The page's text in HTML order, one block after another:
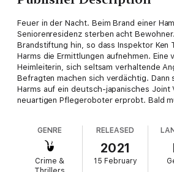
Feuer in der Nacht. Beim Brand einer
Seniorenresidenz sterben acht
Brandstiftung hin, so dass Inspektor Ken
Harms die Ermittlungen aufnehmen. Eine
Heimleiterin, sich seltsam verhaltende
Befragten machen sich verdächtig. Dann
Harms auf ein deutsch-japanisches Joint
neuartigen Pflegeroboter erprobt. Bald
Der neue Fall des ungewöhnlichsten
Helden im deutschen Kriminalroman.
GENRE
Crime &
RELEASED
2021
15 February